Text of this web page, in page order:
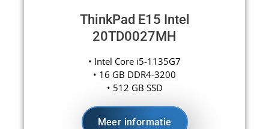
ThinkPad E15 Intel
20TD0027MH
• Intel Core i5-1135G7
• 16 GB DDR4-3200
• 512 GB SSD
Meer informatie